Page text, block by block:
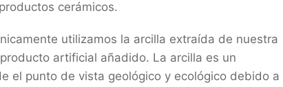
cerámicos.
utilizamos la arcilla extraída de nuestra
artificial añadido. La arcilla es un
el punto de vista geológico y ecológico debido a